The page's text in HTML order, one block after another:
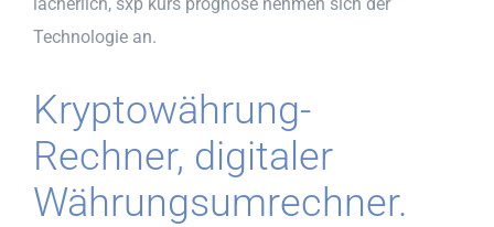
Technologie an.
Kryptowährung-
Rechner, digitaler
Währungsumrechner.